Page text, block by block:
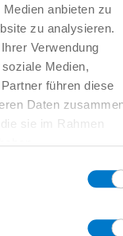
anbieten zu
zu analysieren.
Verwendung
Medien,
führen diese
Daten
sie im Rahmen